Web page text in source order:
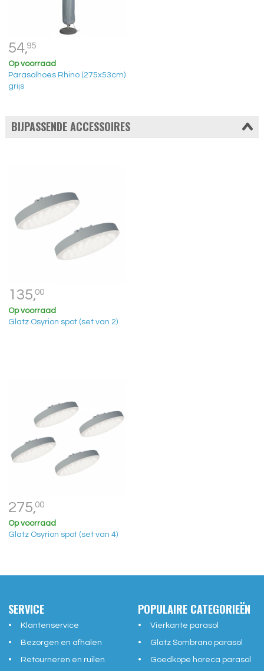
54,95
Op voorraad
Parasolhoes Rhino (275x53cm)
grijs
BIJPASSENDE ACCESSOIRES
135,00
Op voorraad
Glatz Osyrion spot (set van 2)
275,00
Op voorraad
Glatz Osyrion spot (set van 4)
SERVICE
Klantenservice
Bezorgen en afhalen
Retourneren en ruilen
POPULAIRE CATEGORIEËN
Vierkante parasol
Glatz Sombrano parasol
Goedkope horeca parasol